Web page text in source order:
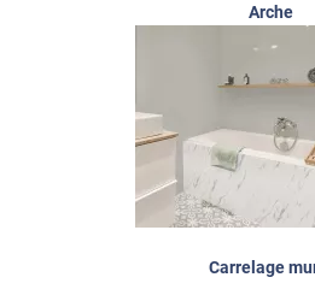
Arche
Carrelage